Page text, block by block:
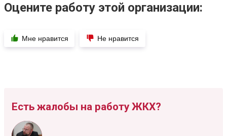
Оцените работу этой организации:
Мне нравится Не нравится
Есть жалобы на работу ЖКХ?